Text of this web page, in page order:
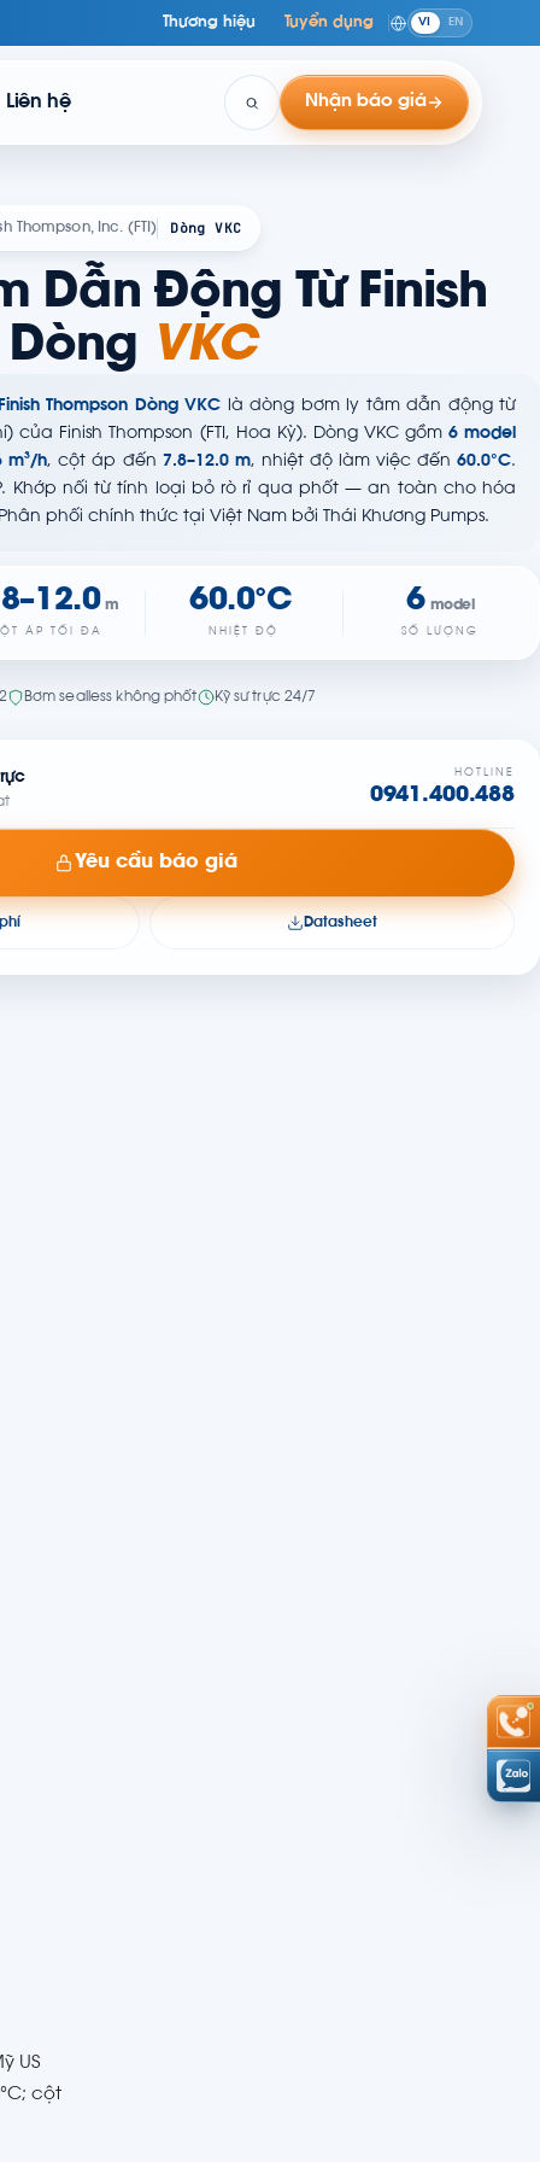
Thương hiệu Tuyển dụng VI EN
Liên hệ Nhận báo giá
Thompson, Inc. (FTI) Dòng VKC
Dẫn Động Từ Finish
VKC
Thompson Dòng VKC là dòng bơm ly tâm dẫn động từ
của Finish Thompson (FTI, Hoa Kỳ). Dòng VKC gồm 6 model
m³/h, cột áp đến 7.8–12.0 m, nhiệt độ làm việc đến 60.0°C.
Khớp nối từ tính loại bỏ rò rỉ qua phốt — an toàn cho hóa
phối chính thức tại Việt Nam bởi Thái Khương Pumps.
m
ÁP TỐI ĐA
60.0°C
NHIỆT ĐỘ
6 model
SỐ LƯỢNG
Bơm sealless không phốt Kỹ sư trực 24/7
HOTLINE
0941.400.488
Yêu cầu báo giá
Datasheet
US
cột